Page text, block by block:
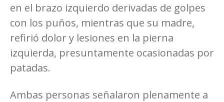
en el brazo izquierdo derivadas de golpes
con los puños, mientras que su madre,
refirió dolor y lesiones en la pierna
izquierda, presuntamente ocasionadas por
patadas.
Ambas personas señalaron plenamente a